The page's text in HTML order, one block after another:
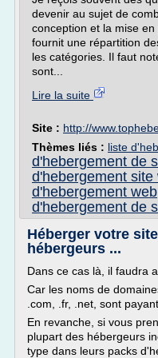
devenir au sujet de
conception et la mise
fournit une répartition
les catégories. Il faut
sont...
Lire la suite
Site : http://
Thèmes liés : liste
d'hebergement de
d'hebergement site
d'hebergement web
d'hebergement de
Héberger votre
hébergeurs ...
Dans ce cas là, il faudra
Car les noms de
.com, .fr, .net, sont
En revanche, si vous
plupart des hébergeurs
type dans leurs packs